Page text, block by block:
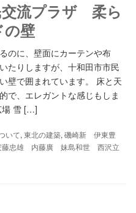
交流プラザ 柔ら
の壁
のに、壁面にカーテンや布
たりしますが、十和田市市民
壁で囲まれています。 床と天
で、エレガントな感じもしま
場 雪 […]
いて, 東北の建築, 磯崎新 伊東豊
忠雄 内藤廣 妹島和世 西沢立